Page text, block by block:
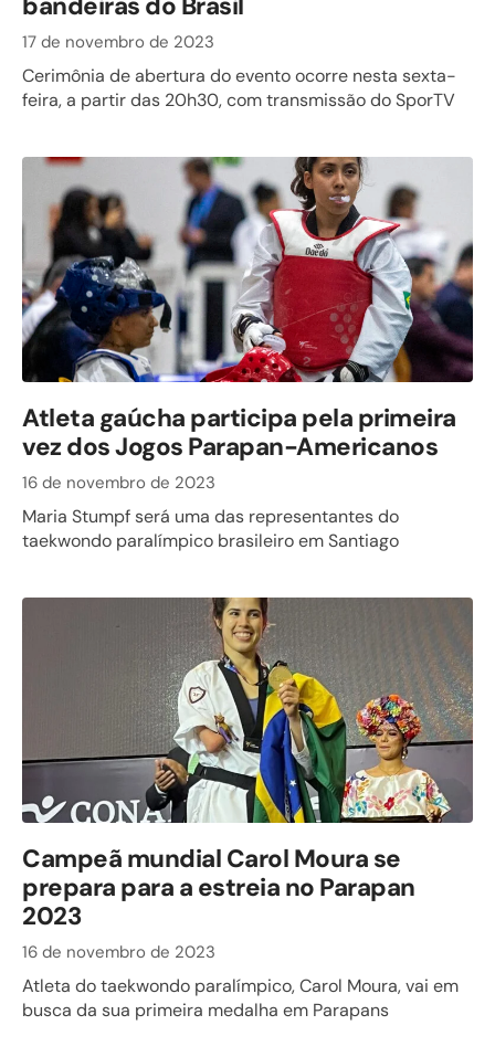
17 de novembro de 2023
Cerimônia de abertura do evento ocorre nesta sexta-
feira, a partir das 20h30, com transmissão do SporTV
Atleta gaúcha participa pela primeira
vez dos Jogos Parapan-Americanos
16 de novembro de 2023
Maria Stumpf será uma das representantes do
taekwondo paralímpico brasileiro em Santiago
Campeã mundial Carol Moura se
prepara para a estreia no Parapan
2023
16 de novembro de 2023
Atleta do taekwondo paralímpico, Carol Moura, vai em
busca da sua primeira medalha em Parapans